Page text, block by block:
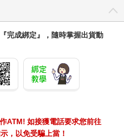
完成綁定』，隨時掌握出貨動
ATM! 如接獲電話要求您前往
，以免受騙上當！